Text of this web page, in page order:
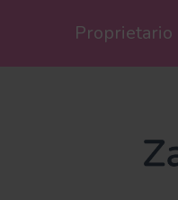
Proprietario